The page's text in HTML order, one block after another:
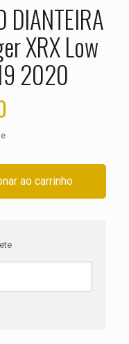
DIANTEIRA
XRX Low
2020
ao carrinho